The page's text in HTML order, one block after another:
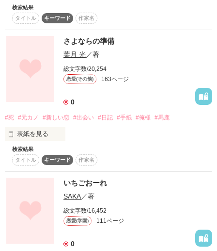
馬鹿な子もそうでもない子
も、よってらっしゃい！
みてらっしゃい！
作品を読む
【大賞エントリー作品】
読んで下さった方は、
ぜひ感想やレビューなどお願いします。
誤字、脱字などありましたら
ぜひ教えて下さい。
あたしは
水瀬玲奈(ミナセレナ)
そしてあたしの姉
あたし達2人は
実は双子なんです――
同じ人を好きに
なっちゃったんだよね……
検索結果
タイトル
キーワード 作家名
さよならの準備
葉月 光／著
総文字数/20,254
恋愛(その他) 163ページ
0
#死 #元カノ #新しい恋 #出会い #日記 #手紙 #俺様 #馬鹿
表紙を見る
俺の処女作です。
読みづらいと
嬉しいっす∩ﾟ∀ﾟ∩age
検索結果
タイトル
キーワード 作家名
いちごおーれ
SAKA／著
総文字数/16,452
恋愛(学園) 111ページ
0